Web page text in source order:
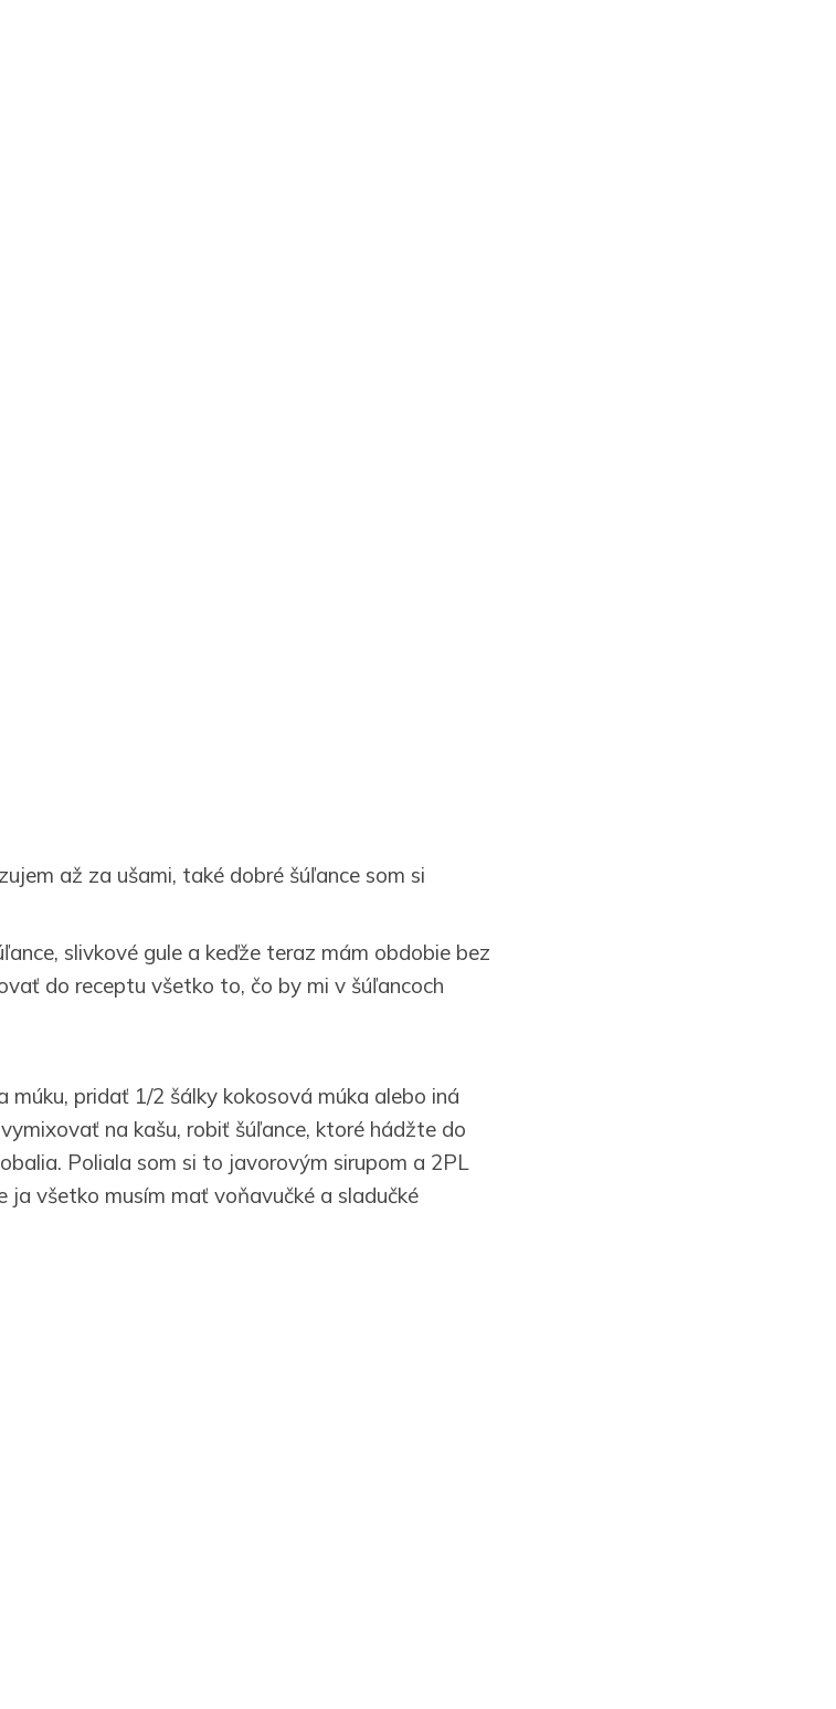
až za ušami, také dobré šúľance som si
slivkové gule a keďže teraz mám obdobie bez
do receptu všetko to, čo by mi v šúľancoch
múku, pridať 1/2 šálky kokosová múka alebo iná
na kašu, robiť šúľance, ktoré hádžte do
Poliala som si to javorovým sirupom a 2PL
všetko musím mať voňavučké a sladučké